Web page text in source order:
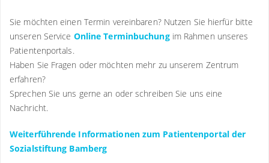
Seit 11/2005 Fakultative Weiterbildung Spezielle
Operative Gynäkologie
01/2006-03/2012 Oberarzt mit Schwerpunkt
gyn.Onkologie und Senologie, Universitätsfrauenklinik
Regensburg am
2004 und 2008 Zertifikat zur onkologischen
Sie möchten einen Termin vereinbaren? Nutzen Sie hierfür bitte
unseren Service Online Terminbuchungim Rahmen unseres
Patientenportals.
Haben Sie Fragen oder möchten mehr zu unserem Zentrum
erfahren?
Sprechen Sie uns gerne an oder schreiben Sie uns eine
Nachricht.
Weiterführende Informationen zum Patientenportal der
Sozialstiftung Bamberg